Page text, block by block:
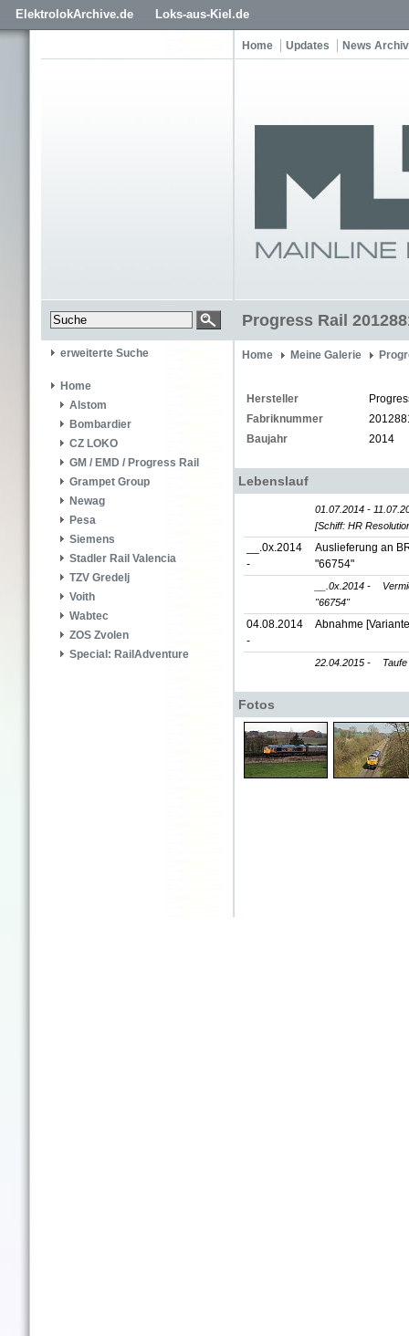
ElektrolokArchive.de Loks-aus-Kiel.de
Home Updates News Archiv
Progress Rail
erweiterte Suche
Home
Alstom
Bombardier
CZ LOKO
GM / EMD / Progress Rail
Grampet Group
Newag
Pesa
Siemens
Stadler Rail Valencia
TZV Gredelj
Voith
Wabtec
ZOS Zvolen
Special: RailAdventure
Home Meine Galerie
Hersteller
Fabriknummer
Baujahr
2014
Lebenslauf
01.07.2014 -
[Schiff: HR
__.0x.2014
-
Auslieferung an
"66754"
__.0x.2014 -
"66754"
04.08.2014
-
Abnahme
22.04.2015 - Taufe
Fotos